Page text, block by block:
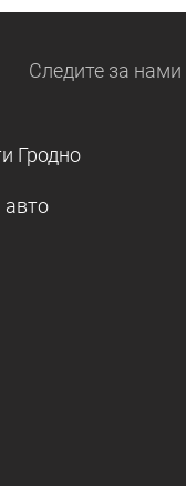
Следите за нами
Гродно
авто